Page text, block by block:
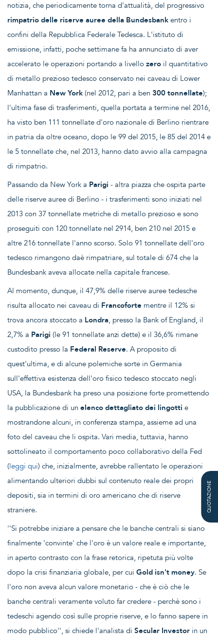
notizia, che periodicamente torna d'attualità, del progressivo
rimpatrio delle riserve auree della Bundesbank entro i
confini della Repubblica Federale Tedesca. L'istituto di
emissione, infatti, poche settimane fa ha annunciato di aver
accelerato le operazioni portando a livello zero il quantitativo
di metallo prezioso tedesco conservato nei caveau di Lower
Manhattan a New York (nel 2012, pari a ben 300 tonnellate);
l'ultima fase di trasferimenti, quella portata a termine nel 2016,
ha visto ben 111 tonnellate d'oro nazionale di Berlino rientrare
in patria da oltre oceano, dopo le 99 del 2015, le 85 del 2014 e
le 5 tonnellate che, nel 2013, hanno dato avvio alla campagna
di rimpatrio.
Passando da New York a Parigi - altra piazza che ospita parte
delle riserve auree di Berlino - i trasferimenti sono iniziati nel
2013 con 37 tonnellate metriche di metallo prezioso e sono
proseguiti con 120 tonnellate nel 2914, ben 210 nel 2015 e
altre 216 tonnellate l'anno scorso. Solo 91 tonnellate dell'oro
tedesco rimangono daè rimpatriare, sul totale di 674 che la
Bundesbank aveva allocate nella capitale francese.
Al momento, dunque, il 47,9% delle riserve auree tedesche
risulta allocato nei caveau di Francoforte mentre il 12% si
trova ancora stoccato a Londra, presso la Bank of England, il
2,7% a Parigi (le 91 tonnellate anzi dette) e il 36,6% rimane
custodito presso la Federal Reserve. A proposito di
quest'ultima, e di alcune polemiche sorte in Germania
sull'effettiva esistenza dell'oro fisico tedesco stoccato negli
USA, la Bundesbank ha preso una posizione forte promettendo
la pubblicazione di un elenco dettagliato dei lingotti e
mostrandone alcuni, in conferenza stampa, assieme ad una
foto del caveau che li ospita. Vari media, tuttavia, hanno
sottolineato il comportamento poco collaborativo della Fed
(leggi qui) che, inizialmente, avrebbe rallentato le operazioni
alimentando ulteriori dubbi sul contenuto reale dei propri
depositi, sia in termini di oro americano che di riserve
straniere.
''Si potrebbe iniziare a pensare che le banche centrali si siano
finalmente 'convinte' che l'oro è un valore reale e importante,
in aperto contrasto con la frase retorica, ripetuta più volte
dopo la crisi finanziaria globale, per cui Gold isn't money. Se
l'oro non aveva alcun valore monetario - che è ciò che le
banche centrali veramente voluto far credere - perchè sono i
tedeschi agendo così sulle proprie riserve, e lo fanno sapere in
modo pubblico'', si chiede l'analista di Secular Investor in un
QUOTAZIONE